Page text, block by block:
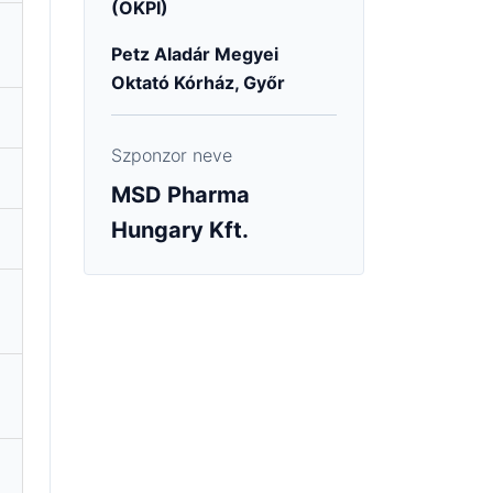
(OKPI)
Petz Aladár Megyei
Oktató Kórház, Győr
Szponzor neve
MSD Pharma
Hungary Kft.